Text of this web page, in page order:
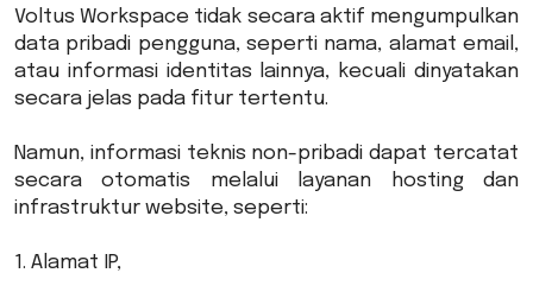
Voltus Workspace tidak secara aktif mengumpulkan
data pribadi pengguna, seperti nama, alamat email,
atau informasi identitas lainnya, kecuali dinyatakan
secara jelas pada fitur tertentu.
Namun, informasi teknis non-pribadi dapat tercatat
secara otomatis melalui layanan hosting dan
infrastruktur website, seperti:
1. Alamat IP,